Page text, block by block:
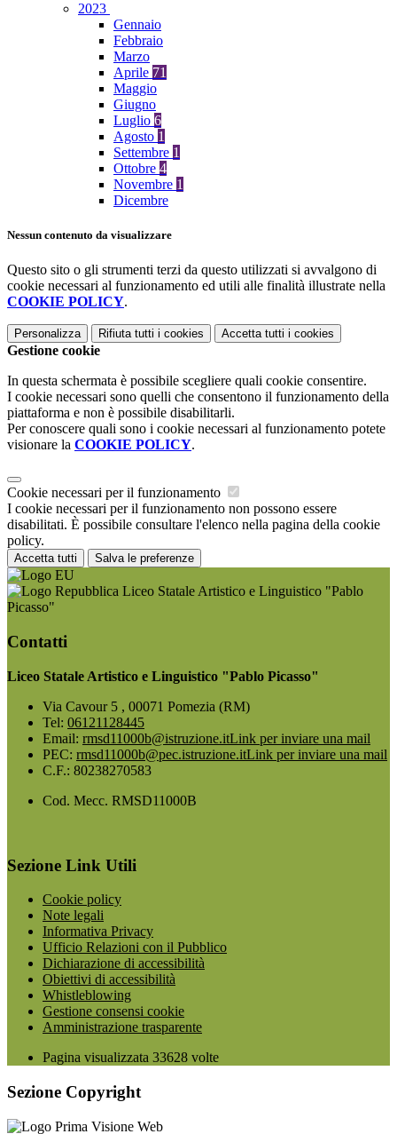
2023
Gennaio
Febbraio
Marzo
Aprile 71
Maggio
Giugno
Luglio 6
Agosto 1
Settembre 1
Ottobre 4
Novembre 1
Dicembre
Nessun contenuto da visualizzare
Questo sito o gli strumenti terzi da questo utilizzati si avvalgono di
cookie necessari al funzionamento ed utili alle finalità illustrate nella
COOKIE POLICY.
Personalizza Rifiuta tutti i cookies Accetta tutti i cookies
Gestione cookie
In questa schermata è possibile scegliere quali cookie consentire.
I cookie necessari sono quelli che consentono il funzionamento della
piattaforma e non è possibile disabilitarli.
Per conoscere quali sono i cookie necessari al funzionamento potete
visionare la COOKIE POLICY.
Cookie necessari per il funzionamento
I cookie necessari per il funzionamento non possono essere
disabilitati. È possibile consultare l'elenco nella pagina della cookie
policy.
Accetta tutti Salva le preferenze
Liceo Statale Artistico e Linguistico "Pablo
Picasso"
Contatti
Liceo Statale Artistico e Linguistico "Pablo Picasso"
Via Cavour 5 , 00071 Pomezia (RM)
Tel: 06121128445
Email: rmsd11000b@istruzione.itLink per inviare una mail
PEC: rmsd11000b@pec.istruzione.itLink per inviare una mail
C.F.: 80238270583
Cod. Mecc. RMSD11000B
Sezione Link Utili
Cookie policy
Note legali
Informativa Privacy
Ufficio Relazioni con il Pubblico
Dichiarazione di accessibilità
Obiettivi di accessibilità
Whistleblowing
Gestione consensi cookie
Amministrazione trasparente
Pagina visualizzata 33628 volte
Sezione Copyright